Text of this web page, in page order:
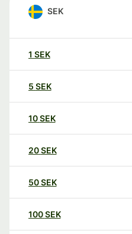
SEK
1 SEK
5 SEK
10SEK
20SEK
50SEK
100SEK